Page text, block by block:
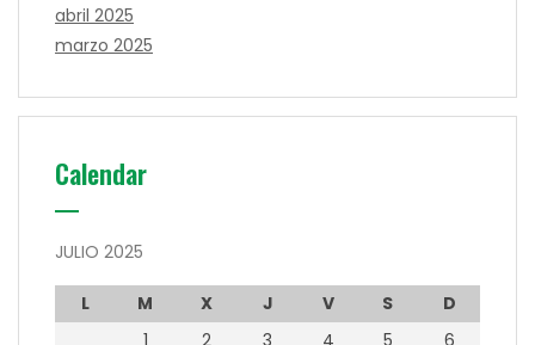
abril 2025
marzo 2025
Calendar
JULIO 2025
L M X J V S
D